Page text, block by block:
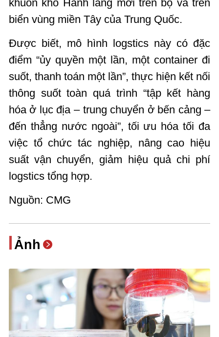
khuôn khổ Hành lang mới trên bộ và trên
biển vùng miền Tây của Trung Quốc.
Được biết, mô hình logstics này có đặc
điểm “ủy quyền một lần, một container đi
suốt, thanh toán một lần”, thực hiện kết nối
thông suốt toàn quá trình “tập kết hàng
hóa ở lục địa – trung chuyển ở bến cảng –
đến thẳng nước ngoài”, tối ưu hóa tối đa
việc tổ chức tác nghiệp, nâng cao hiệu
suất vận chuyển, giảm hiệu quả chi phí
logstics tổng hợp.
Nguồn: CMG
Ảnh